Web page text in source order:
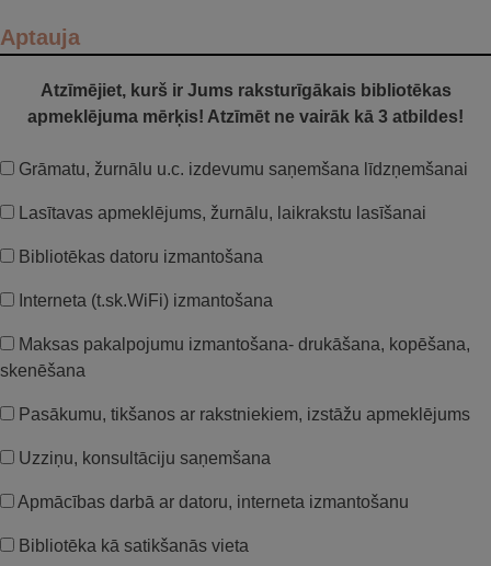
Aptauja
Atzīmējiet, kurš ir Jums raksturīgākais bibliotēkas
apmeklējuma mērķis! Atzīmēt ne vairāk kā 3 atbildes!
Grāmatu, žurnālu u.c. izdevumu saņemšana līdzņemšanai
Lasītavas apmeklējums, žurnālu, laikrakstu lasīšanai
Bibliotēkas datoru izmantošana
Interneta (t.sk.WiFi) izmantošana
Maksas pakalpojumu izmantošana- drukāšana, kopēšana,
skenēšana
Pasākumu, tikšanos ar rakstniekiem, izstāžu apmeklējums
Uzziņu, konsultāciju saņemšana
Apmācības darbā ar datoru, interneta izmantošanu
Bibliotēka kā satikšanās vieta